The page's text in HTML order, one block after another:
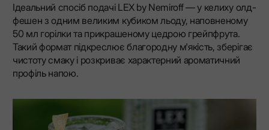
Ідеальний спосіб подачі LEX by Nemiroff — у келиху олд-
фешен з одним великим кубиком льоду, наповненому
50 мл горілки та прикрашеному цедрою грейпфрута.
Такий формат підкреслює благородну м'якість, зберігає
чистоту смаку і розкриває характерний ароматичний
профіль напою.